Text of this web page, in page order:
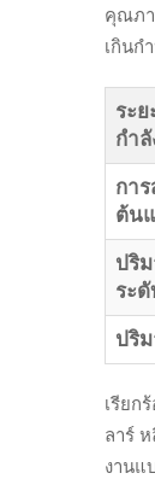
คุณภา
เกินก
ระ
กำ
การ
ต้น
ปริ
ระ
ปริ
เรียก
ลาร์
งานแ